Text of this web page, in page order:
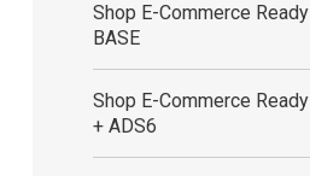
Shop E-Commerce Ready
BASE
Shop E-Commerce Ready
+ ADS6